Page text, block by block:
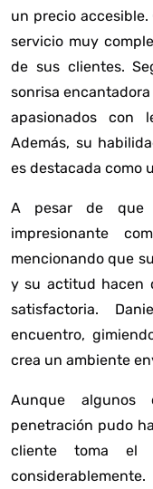
un precio
servicio muy
de sus clientes.
sonrisa
apasionados con
Además, su
es destacada como
A pesar de que
impresionante
mencionando que
y su actitud hacen
satisfactoria.
encuentro,
crea un ambiente
Aunque
penetración pudo
cliente toma el